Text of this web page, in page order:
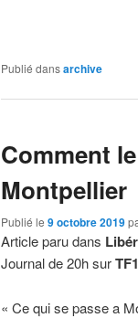
Publié dansarchive
Comment
Montpellier
Publié le 9 octobre 2019
Article paru dans
Journal de 20h surTF1
« Ce qui se passe a